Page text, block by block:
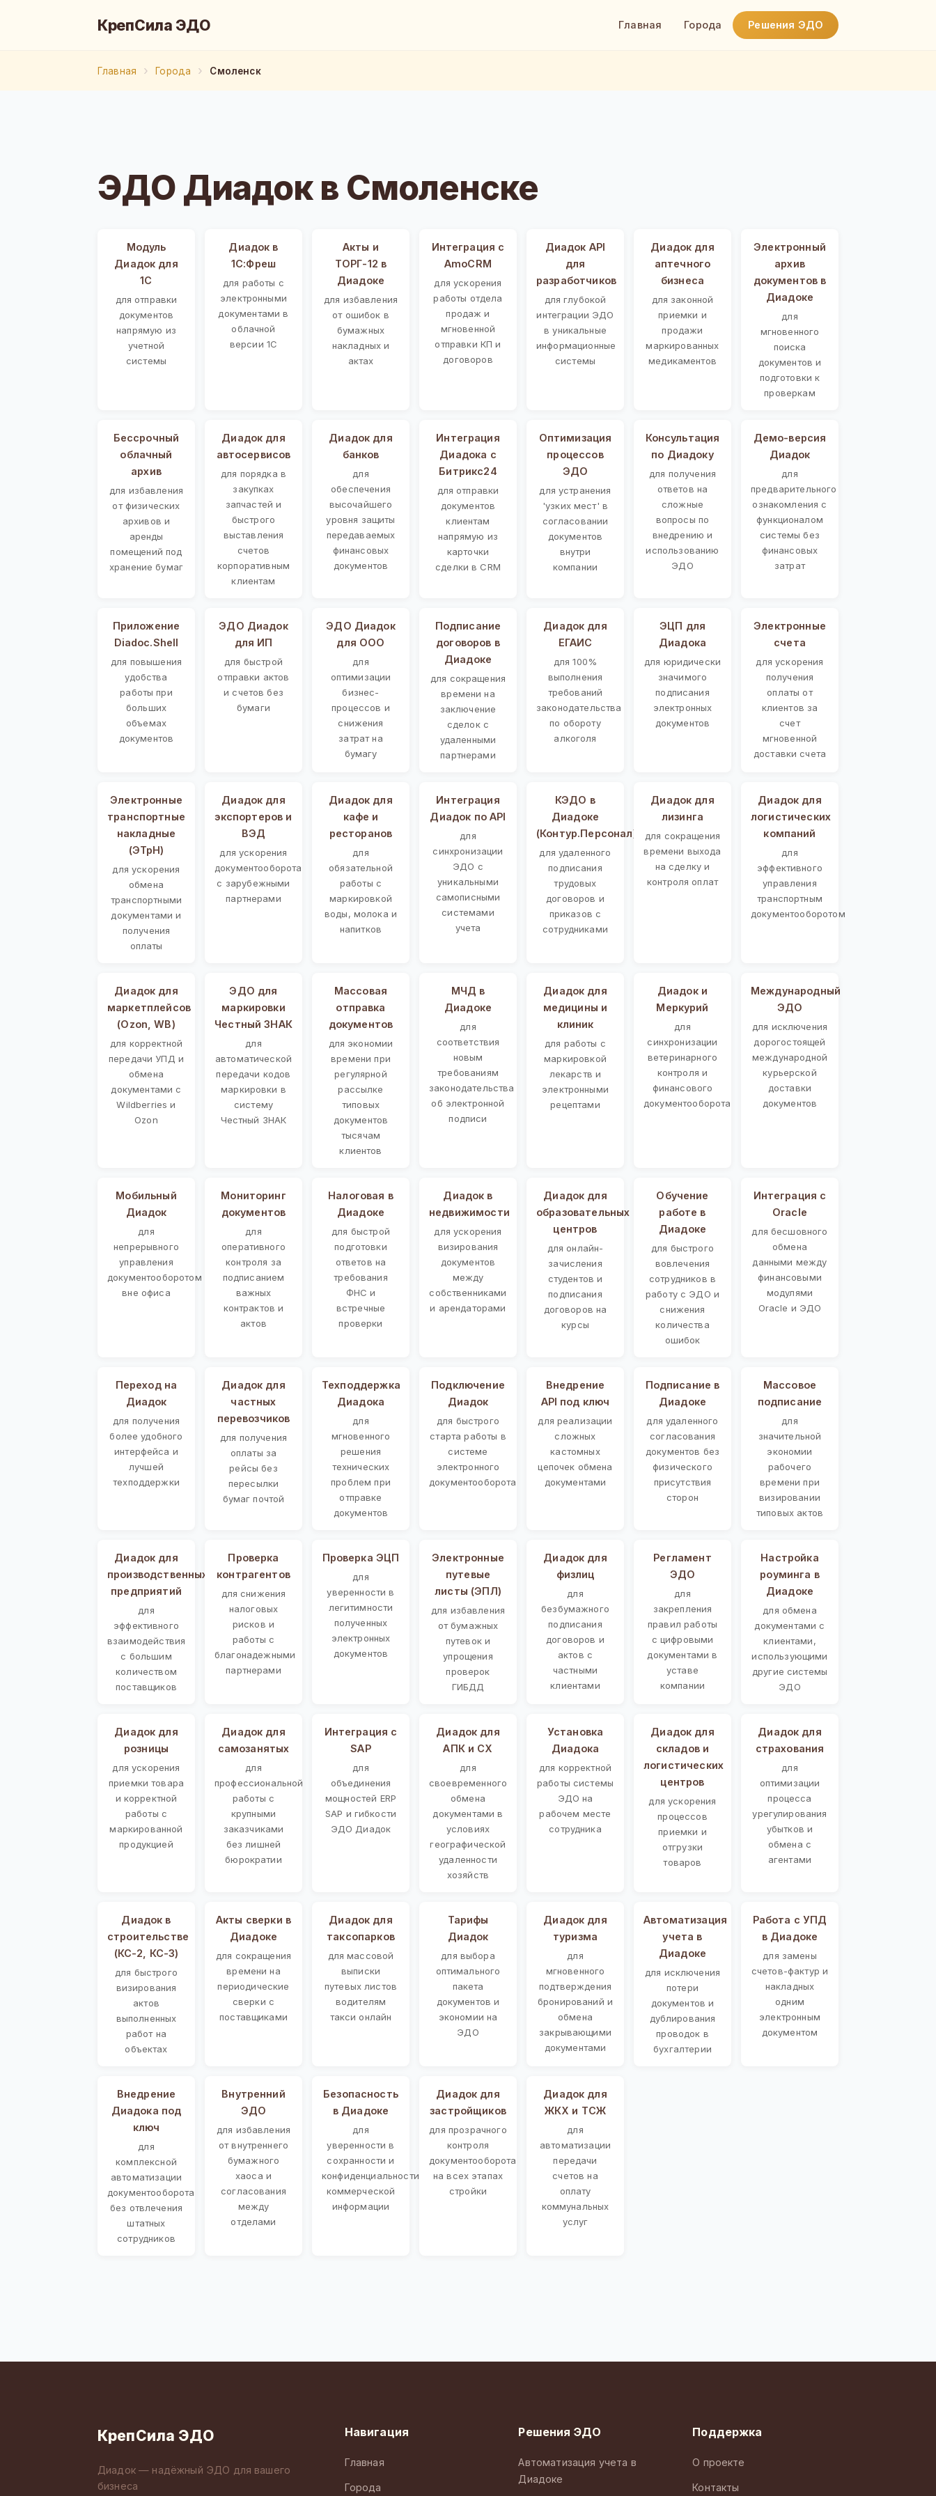
КрепСила ЭДО Главная Города Решения ЭДО
Главная Города Смоленск
ЭДО Диадок в Смоленске
Модуль
Диадок для
1С
для отправки
документов
напрямую из
учетной
системы
Диадок в
1С:Фреш
для работы с
электронными
документами в
облачной
версии 1С
Акты и
ТОРГ-12 в
Диадоке
для избавления
от ошибок в
бумажных
накладных и
актах
Интеграция с
AmoCRM
для ускорения
работы отдела
продаж и
мгновенной
отправки КП и
договоров
Диадок API
для
разработчиков
для глубокой
интеграции ЭДО
в уникальные
информационные
системы
Диадок для
аптечного
бизнеса
для законной
приемки и
продажи
маркированных
медикаментов
Электронный
архив
документов в
Диадоке
для
мгновенного
поиска
документов и
подготовки к
проверкам
Бессрочный
облачный
архив
для избавления
от физических
архивов и
аренды
помещений под
хранение бумаг
Диадок для
автосервисов
для порядка в
закупках
запчастей и
быстрого
выставления
счетов
корпоративным
клиентам
Диадок для
банков
для
обеспечения
высочайшего
уровня защиты
передаваемых
финансовых
документов
Интеграция
Диадока с
Битрикс24
для отправки
документов
клиентам
напрямую из
карточки
сделки в CRM
Оптимизация
процессов
ЭДО
для устранения
'узких мест' в
согласовании
документов
внутри
компании
Консультация
по Диадоку
для получения
ответов на
сложные
вопросы по
внедрению и
использованию
ЭДО
Демо-версия
Диадок
для
предварительного
ознакомления с
функционалом
системы без
финансовых
затрат
Приложение
Diadoc.Shell
для повышения
удобства
работы при
больших
объемах
документов
ЭДО Диадок
для ИП
для быстрой
отправки актов
и счетов без
бумаги
ЭДО Диадок
для ООО
для
оптимизации
бизнес-
процессов и
снижения
затрат на
бумагу
Подписание
договоров в
Диадоке
для сокращения
времени на
заключение
сделок с
удаленными
партнерами
Диадок для
ЕГАИС
для 100%
выполнения
требований
законодательства
по обороту
алкоголя
ЭЦП для
Диадока
для юридически
значимого
подписания
электронных
документов
Электронные
счета
для ускорения
получения
оплаты от
клиентов за
счет
мгновенной
доставки счета
Электронные
транспортные
накладные
(ЭТрН)
для ускорения
обмена
транспортными
документами и
получения
оплаты
Диадок для
экспортеров и
ВЭД
для ускорения
документооборота
с зарубежными
партнерами
Диадок для
кафе и
ресторанов
для
обязательной
работы с
маркировкой
воды, молока и
напитков
Интеграция
Диадок по API
для
синхронизации
ЭДО с
уникальными
самописными
системами
учета
КЭДО в
Диадоке
(Контур.Персонал)
для удаленного
подписания
трудовых
договоров и
приказов с
сотрудниками
Диадок для
лизинга
для сокращения
времени выхода
на сделку и
контроля оплат
Диадок для
логистических
компаний
для
эффективного
управления
транспортным
документооборотом
Диадок для
маркетплейсов
(Ozon, WB)
для корректной
передачи УПД и
обмена
документами с
Wildberries и
Ozon
ЭДО для
маркировки
Честный ЗНАК
для
автоматической
передачи кодов
маркировки в
систему
Честный ЗНАК
Массовая
отправка
документов
для экономии
времени при
регулярной
рассылке
типовых
документов
тысячам
клиентов
МЧД в
Диадоке
для
соответствия
новым
требованиям
законодательства
об электронной
подписи
Диадок для
медицины и
клиник
для работы с
маркировкой
лекарств и
электронными
рецептами
Диадок и
Меркурий
для
синхронизации
ветеринарного
контроля и
финансового
документооборота
Международный
ЭДО
для исключения
дорогостоящей
международной
курьерской
доставки
документов
Мобильный
Диадок
для
непрерывного
управления
документооборотом
вне офиса
Мониторинг
документов
для
оперативного
контроля за
подписанием
важных
контрактов и
актов
Налоговая в
Диадоке
для быстрой
подготовки
ответов на
требования
ФНС и
встречные
проверки
Диадок в
недвижимости
для ускорения
визирования
документов
между
собственниками
и арендаторами
Диадок для
образовательных
центров
для онлайн-
зачисления
студентов и
подписания
договоров на
курсы
Обучение
работе в
Диадоке
для быстрого
вовлечения
сотрудников в
работу с ЭДО и
снижения
количества
ошибок
Интеграция с
Oracle
для бесшовного
обмена
данными между
финансовыми
модулями
Oracle и ЭДО
Переход на
Диадок
для получения
более удобного
интерфейса и
лучшей
техподдержки
Диадок для
частных
перевозчиков
для получения
оплаты за
рейсы без
пересылки
бумаг почтой
Техподдержка
Диадока
для
мгновенного
решения
технических
проблем при
отправке
документов
Подключение
Диадок
для быстрого
старта работы в
системе
электронного
документооборота
Внедрение
API под ключ
для реализации
сложных
кастомных
цепочек обмена
документами
Подписание в
Диадоке
для удаленного
согласования
документов без
физического
присутствия
сторон
Массовое
подписание
для
значительной
экономии
рабочего
времени при
визировании
типовых актов
Диадок для
производственных
предприятий
для
эффективного
взаимодействия
с большим
количеством
поставщиков
Проверка
контрагентов
для снижения
налоговых
рисков и
работы с
благонадежными
партнерами
Проверка ЭЦП
для
уверенности в
легитимности
полученных
электронных
документов
Электронные
путевые
листы (ЭПЛ)
для избавления
от бумажных
путевок и
упрощения
проверок
ГИБДД
Диадок для
физлиц
для
безбумажного
подписания
договоров и
актов с
частными
клиентами
Регламент
ЭДО
для
закрепления
правил работы
с цифровыми
документами в
уставе
компании
Настройка
роуминга в
Диадоке
для обмена
документами с
клиентами,
использующими
другие системы
ЭДО
Диадок для
розницы
для ускорения
приемки товара
и корректной
работы с
маркированной
продукцией
Диадок для
самозанятых
для
профессиональной
работы с
крупными
заказчиками
без лишней
бюрократии
Интеграция с
SAP
для
объединения
мощностей ERP
SAP и гибкости
ЭДО Диадок
Диадок для
АПК и СХ
для
своевременного
обмена
документами в
условиях
географической
удаленности
хозяйств
Установка
Диадока
для корректной
работы системы
ЭДО на
рабочем месте
сотрудника
Диадок для
складов и
логистических
центров
для ускорения
процессов
приемки и
отгрузки
товаров
Диадок для
страхования
для
оптимизации
процесса
урегулирования
убытков и
обмена с
агентами
Диадок в
строительстве
(КС-2, КС-3)
для быстрого
визирования
актов
выполненных
работ на
объектах
Акты сверки в
Диадоке
для сокращения
времени на
периодические
сверки с
поставщиками
Диадок для
таксопарков
для массовой
выписки
путевых листов
водителям
такси онлайн
Тарифы
Диадок
для выбора
оптимального
пакета
документов и
экономии на
ЭДО
Диадок для
туризма
для
мгновенного
подтверждения
бронирований и
обмена
закрывающими
документами
Автоматизация
учета в
Диадоке
для исключения
потери
документов и
дублирования
проводок в
бухгалтерии
Работа с УПД
в Диадоке
для замены
счетов-фактур и
накладных
одним
электронным
документом
Внедрение
Диадока под
ключ
для
комплексной
автоматизации
документооборота
без отвлечения
штатных
сотрудников
Внутренний
ЭДО
для избавления
от внутреннего
бумажного
хаоса и
согласования
между
отделами
Безопасность
в Диадоке
для
уверенности в
сохранности и
конфиденциальности
коммерческой
информации
Диадок для
застройщиков
для прозрачного
контроля
документооборота
на всех этапах
стройки
Диадок для
ЖКХ и ТСЖ
для
автоматизации
передачи
счетов на
оплату
коммунальных
услуг
КрепСила ЭДО
Диадок — надёжный ЭДО для вашего
бизнеса
Навигация
Главная
Города
Решения ЭДО
Автоматизация учета в
Диадоке
Поддержка
О проекте
Контакты